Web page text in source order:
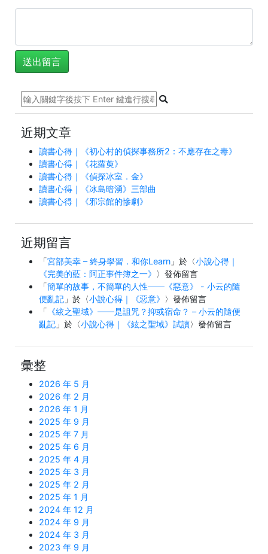
近期文章
讀書心得｜《初心村的偵探事務所2：不應存在之毒》
讀書心得｜《花蘿萸》
讀書心得｜《偵探冰室．金》
讀書心得｜《冰島暗湧》三部曲
讀書心得｜《邪宗館的慘劇》
近期留言
「宮部美幸 – 終身學習．和你Learn 」於〈小說心得｜
《完美的藍：阿正事件簿之一》 〉發佈留言
「簡單的故事，不簡單的人性──《惡意》 - 小云的隨
便亂記 」於〈小說心得｜《惡意》 〉發佈留言
「 《絃之聖域》──是詛咒？抑或宿命？ – 小云的隨便
亂記 」於〈小說心得｜《絃之聖域》試讀〉發佈留言
彙整
2026 年 5 月
2026 年 2 月
2026 年 1 月
2025 年 9 月
2025 年 7 月
2025 年 6 月
2025 年 4 月
2025 年 3 月
2025 年 2 月
2025 年 1 月
2024 年 12 月
2024 年 9 月
2024 年 3 月
2023 年 9 月